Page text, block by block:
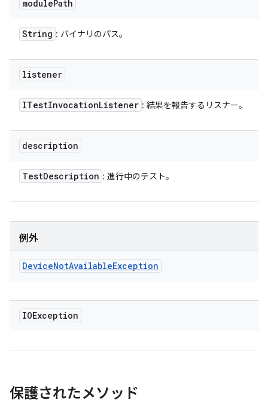
modulePath
String : バイナリのパス。
listener
ITestInvocationListener : 結果を報告するリスナー。
description
TestDescription : 進行中のテスト。
例外
DeviceNotAvailableException
IOException
保護されたメソッド